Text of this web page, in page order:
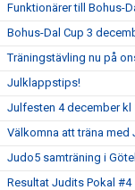
Funktionärer till Bohus-
Bohus-Dal Cup 3
Träningstävling nu på
Julklappstips!
Julfesten 4 december kl
Välkomna att träna
Judo5 samträning i
Resultat Judits Pokal #4